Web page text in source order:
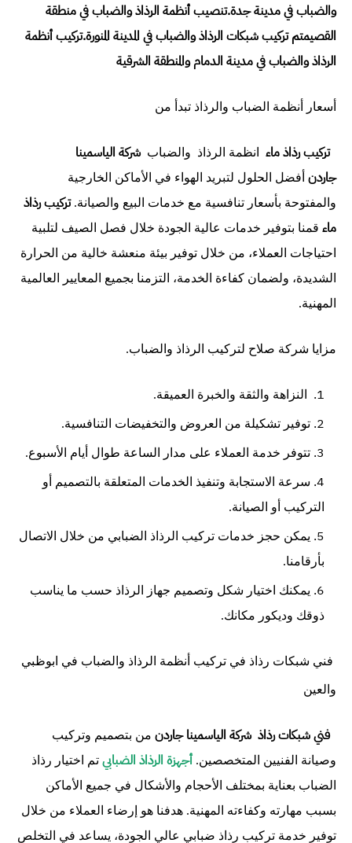
والضباب في مدينة جدة.تنصيب أنظمة الرذاذ والضباب في منطقة
القصيمتم تركيب شبكات الرذاذ والضباب في المدينة المنورة.تركيب أنظمة
الرذاذ والضباب في مدينة الدمام والمنطقة الشرقية
أسعار أنظمة الضباب والرذاذ تبدأ من
تركيب رذاذ ماء انظمة الرذاذ والضباب شركة الياسمينا
جاردن أفضل الحلول لتبريد الهواء في الأماكن الخارجية
والمفتوحة بأسعار تنافسية مع خدمات البيع والصيانة. تركيب رذاذ
ماء قمنا بتوفير خدمات عالية الجودة خلال فصل الصيف لتلبية
احتياجات العملاء، من خلال توفير بيئة منعشة خالية من الحرارة
الشديدة، ولضمان كفاءة الخدمة، التزمنا بجميع المعايير العالمية
المهنية.
مزايا شركة صلاح لتركيب الرذاذ والضباب.
النزاهة والثقة والخبرة العميقة.
توفير تشكيلة من العروض والتخفيضات التنافسية.
تتوفر خدمة العملاء على مدار الساعة طوال أيام الأسبوع.
سرعة الاستجابة وتنفيذ الخدمات المتعلقة بالتصميم أو
التركيب أو الصيانة.
يمكن حجز خدمات تركيب الرذاذ الضبابي من خلال الاتصال
بأرقامنا.
يمكنك اختيار شكل وتصميم جهاز الرذاذ حسب ما يناسب
ذوقك وديكور مكانك.
فني شبكات رذاذ في تركيب أنظمة الرذاذ والضباب في ابوظبي
والعين
فني شبكات رذاذ شركة الياسمينا جاردن من بتصميم وتركيب
وصيانة الفنيين المتخصصين. أجهزة الرذاذ الضبابي تم اختيار رذاذ
الضباب بعناية بمختلف الأحجام والأشكال في جميع الأماكن
بسبب مهارته وكفاءته المهنية. هدفنا هو إرضاء العملاء من خلال
توفير خدمة تركيب رذاذ ضبابي عالي الجودة، يساعد في التخلص